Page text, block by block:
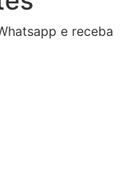
e receba